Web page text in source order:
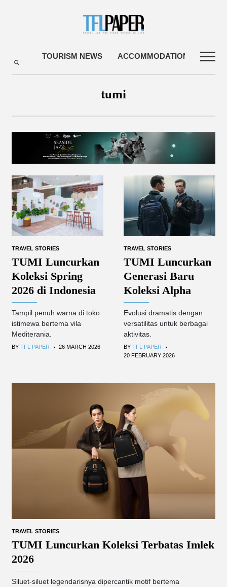
TOURISM NEWS ACCOMMODATIONS
tumi
TRAVEL STORIES
TUMI Luncurkan
Koleksi Spring
2026 di Indonesia
Tampil penuh warna di toko
istimewa bertema vila
Mediterania.
BY TFL PAPER . 26 MARCH 2026
TRAVEL STORIES
TUMI Luncurkan
Generasi Baru
Koleksi Alpha
Evolusi dramatis dengan
versatilitas untuk berbagai
aktivitas.
BY TFL PAPER .
20 FEBRUARY 2026
TRAVEL STORIES
TUMI Luncurkan Koleksi Terbatas Imlek
2026
Siluet-siluet legendarisnya dipercantik motif bertema